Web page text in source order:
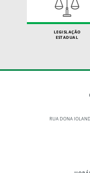
LEGISLAÇÃO
ESTADUAL
RUA DONA